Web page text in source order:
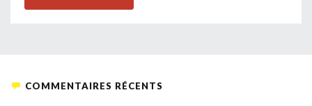
COMMENTAIRES RÉCENTS